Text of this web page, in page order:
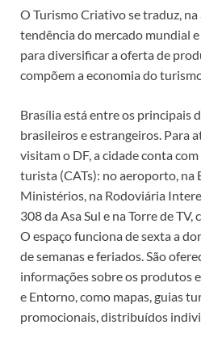
O Turismo Criativo se traduz,
tendência do mercado mundial
para diversificar a oferta de
compõem a economia do
Brasília está entre os principais
brasileiros e estrangeiros. Para
visitam o DF, a cidade conta
turista (CATs): no aeroporto, na
Ministérios, na Rodoviária
308 da Asa Sul e na Torre de TV,
O espaço funciona de sexta a
de semanas e feriados. São
informações sobre os produtos
e Entorno, como mapas, guias
promocionais, distribuídos